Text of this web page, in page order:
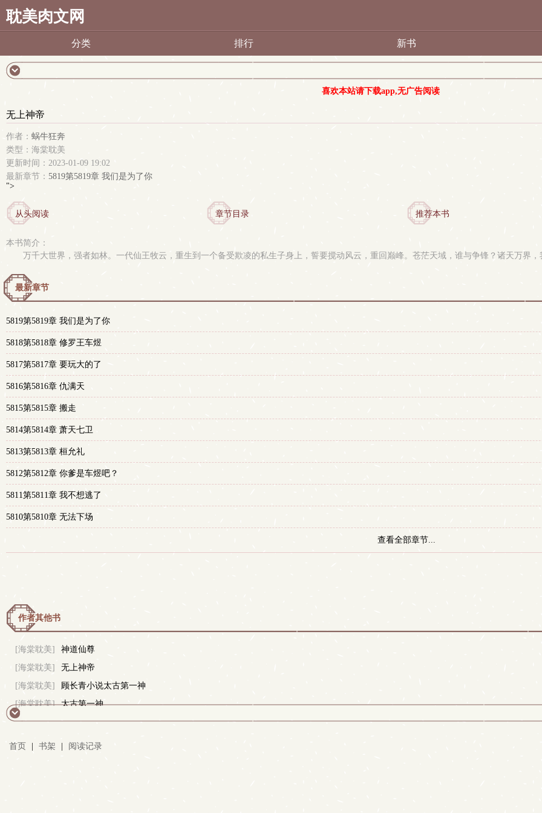
耽美肉文网
分类 排行 新书
喜欢本站请下载app,无广告阅读
无上神帝
作者： 蜗牛狂奔
类型：海棠耽美
更新时间：2023-01-09 19:02
最新章节： 5819第5819章 我们是为了你
">
从头阅读 章节目录 推荐本书
本书简介：
万千大世界，强者如林。一代仙王牧云，重生到一个备受欺凌的私生子身上，誓要搅动风云，重回巅峰。苍茫天域，谁与争锋？诸天万界
最新章节
5819第5819章 我们是为了你
5818第5818章 修罗王车煜
5817第5817章 要玩大的了
5816第5816章 仇满天
5815第5815章 搬走
5814第5814章 萧天七卫
5813第5813章 桓允礼
5812第5812章 你爹是车煜吧？
5811第5811章 我不想逃了
5810第5810章 无法下场
查看全部章节...
作者其他书
[海棠耽美]
神道仙尊
[海棠耽美]
无上神帝
[海棠耽美]
顾长青小说太古第一神
[海棠耽美]
太古第一神
首页 书架 阅读记录